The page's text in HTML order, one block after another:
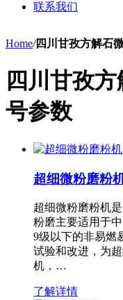
联系我们
Home/四川甘孜方解石
四川甘孜
号参数
超细微粉磨粉
超细微粉磨粉机
粉磨主要适用于
9级以下的非易燃
试验和改进，为
机，…
了解详情